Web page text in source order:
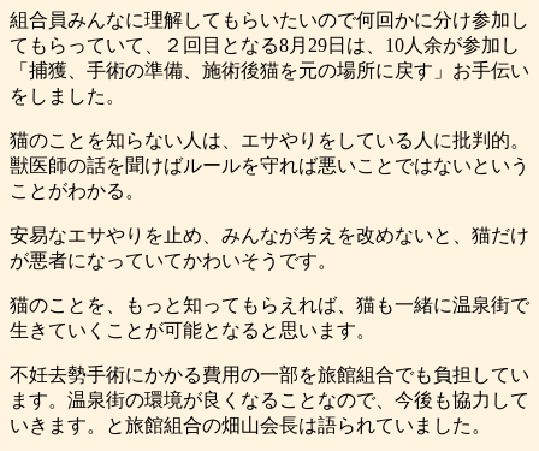
組合員みんなに理解してもらいたいので何回かに分け参加し
てもらっていて、２回目となる8月29日は、10人余が参加し
「捕獲、手術の準備、施術後猫を元の場所に戻す」お手伝い
をしました。
猫のことを知らない人は、エサやりをしている人に批判的。
獣医師の話を聞けばルールを守れば悪いことではないという
ことがわかる。
安易なエサやりを止め、みんなが考えを改めないと、猫だけ
が悪者になっていてかわいそうです。
猫のことを、もっと知ってもらえれば、猫も一緒に温泉街で
生きていくことが可能となると思います。
不妊去勢手術にかかる費用の一部を旅館組合でも負担してい
ます。温泉街の環境が良くなることなので、今後も協力して
いきます。と旅館組合の畑山会長は語られていました。